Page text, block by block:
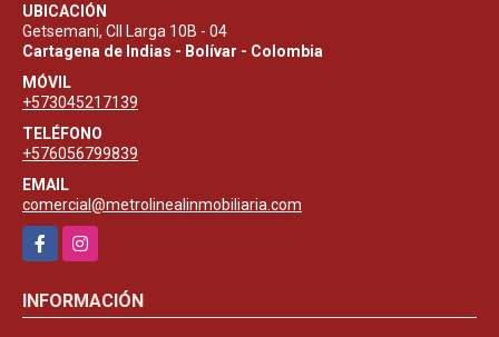
UBICACIÓN
Getsemani, Cll Larga 10B - 04
Cartagena de Indias - Bolívar - Colombia
MÓVIL
+573045217139
TELÉFONO
+576056799839
EMAIL
comercial@metrolinealinmobiliaria.com
FacebookInstagram
INFORMACIÓN